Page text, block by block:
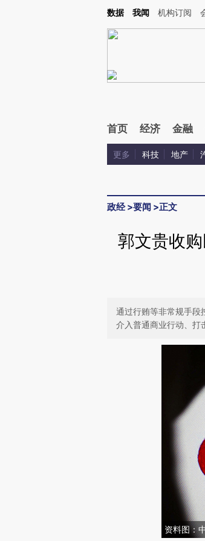
数据 我闻 机构订阅
首页 经济 金融
更多 科技 地产
政经>要闻 >正文
郭文贵收
通过行贿等非常规手段
介入普通商业行动、打
资料图：